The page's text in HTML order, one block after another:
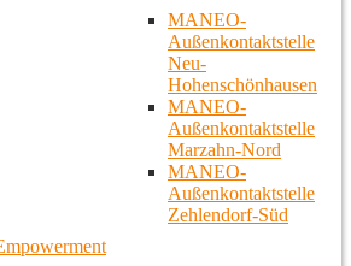
MANEO-
Außenkontaktstelle
Neu-
Hohenschönhausen
MANEO-
Außenkontaktstelle
Marzahn-Nord
MANEO-
Außenkontaktstelle
Zehlendorf-Süd